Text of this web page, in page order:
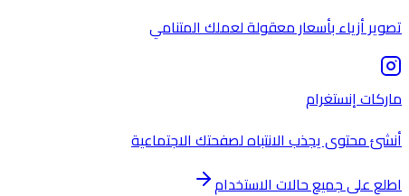
تصوير أزياء بأسعار معقولة لعملك المتنامي
ماركات إنستغرام
أنشئ محتوى يجذب الانتباه لصفحتك الاجتماعية
اطلع على جميع حالات الاستخدام